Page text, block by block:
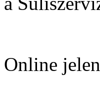
Online